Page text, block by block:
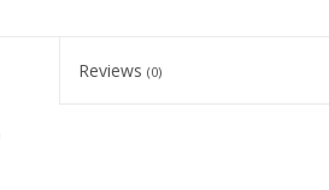
Reviews (0)